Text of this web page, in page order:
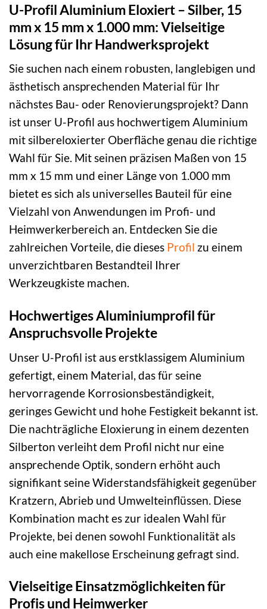
U-Profil Aluminium Eloxiert – Silber, 15
mm x 15 mm x 1.000 mm: Vielseitige
Lösung für Ihr Handwerksprojekt
Sie suchen nach einem robusten, langlebigen und
ästhetisch ansprechenden Material für Ihr
nächstes Bau- oder Renovierungsprojekt? Dann
ist unser U-Profil aus hochwertigem Aluminium
mit silbereloxierter Oberfläche genau die richtige
Wahl für Sie. Mit seinen präzisen Maßen von 15
mm x 15 mm und einer Länge von 1.000 mm
bietet es sich als universelles Bauteil für eine
Vielzahl von Anwendungen im Profi- und
Heimwerkerbereich an. Entdecken Sie die
zahlreichen Vorteile, die dieses Profil zu einem
unverzichtbaren Bestandteil Ihrer
Werkzeugkiste machen.
Hochwertiges Aluminiumprofil für
Anspruchsvolle Projekte
Unser U-Profil ist aus erstklassigem Aluminium
gefertigt, einem Material, das für seine
hervorragende Korrosionsbeständigkeit,
geringes Gewicht und hohe Festigkeit bekannt ist.
Die nachträgliche Eloxierung in einem dezenten
Silberton verleiht dem Profil nicht nur eine
ansprechende Optik, sondern erhöht auch
signifikant seine Widerstandsfähigkeit gegenüber
Kratzern, Abrieb und Umwelteinflüssen. Diese
Kombination macht es zur idealen Wahl für
Projekte, bei denen sowohl Funktionalität als
auch eine makellose Erscheinung gefragt sind.
Vielseitige Einsatzmöglichkeiten für
Profis und Heimwerker